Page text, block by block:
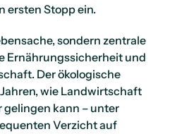
ersten Stopp ein.
sondern zentrale
Ernährungssicherheit und
Der ökologische
wie Landwirtschaft
gelingen kann – unter
Verzicht auf